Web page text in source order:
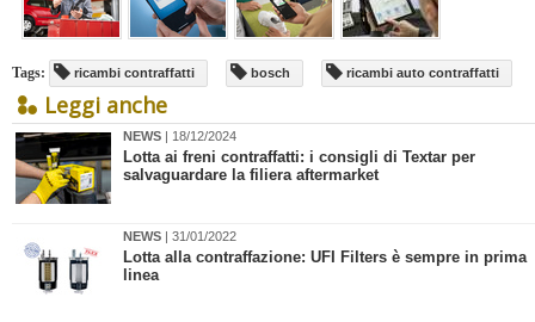
Tags: ricambi contraffatti bosch ricambi auto contraffatti
Leggi anche
NEWS | 18/12/2024
​Lotta ai freni contraffatti: i consigli di Textar per
salvaguardare la filiera aftermarket
NEWS | 31/01/2022
​Lotta alla contraffazione: UFI Filters è sempre in prima
linea